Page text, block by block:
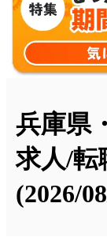
兵庫県
求人/転
(2026/